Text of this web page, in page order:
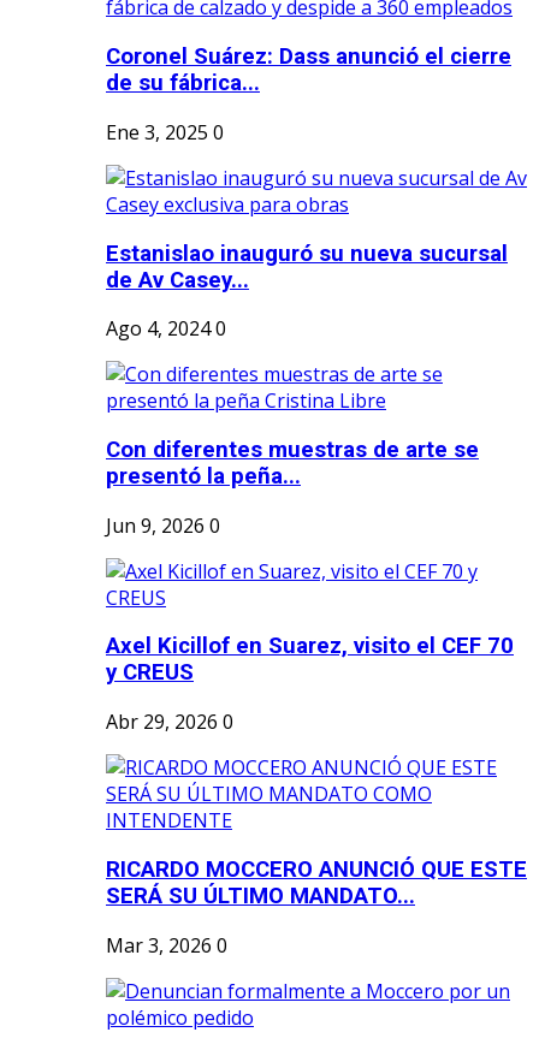
Coronel Suárez: Dass anunció el cierre
de su fábrica...
Ene 3, 2025 0
Estanislao inauguró su nueva sucursal
de Av Casey...
Ago 4, 20240
Con diferentes muestras de arte se
presentó la peña...
Jun 9, 2026 0
Axel Kicillof en Suarez, visito el CEF 70
y CREUS
Abr 29, 2026 0
RICARDO MOCCERO ANUNCIÓ QUE ESTE
SERÁ SU ÚLTIMO MANDATO...
Mar 3, 2026 0